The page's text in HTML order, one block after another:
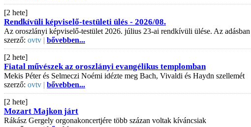
[2 hete]
Rendkívüli képviselő-testületi ülés - 2026/08.
Az oroszlányi képviselő-testület 2026. július 23-ai rendkívüli ülése. Az
szerző: ovtv | bővebben...
[2 hete]
Fiatal művészek az oroszlányi evangélikus templomban
Mekis Péter és Selmeczi Noémi idézte meg Bach, Vivaldi és Haydn szellemét
szerző: ovtv | bővebben...
[2 hete]
Mozart Majkon járt
Rákász Gergely orgonakoncertjére több százan voltak kíváncsiak